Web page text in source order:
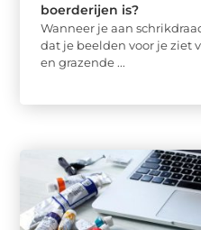
boerderijen is?
Wanneer je aan
dat je beelden voor je ziet
en grazende ...